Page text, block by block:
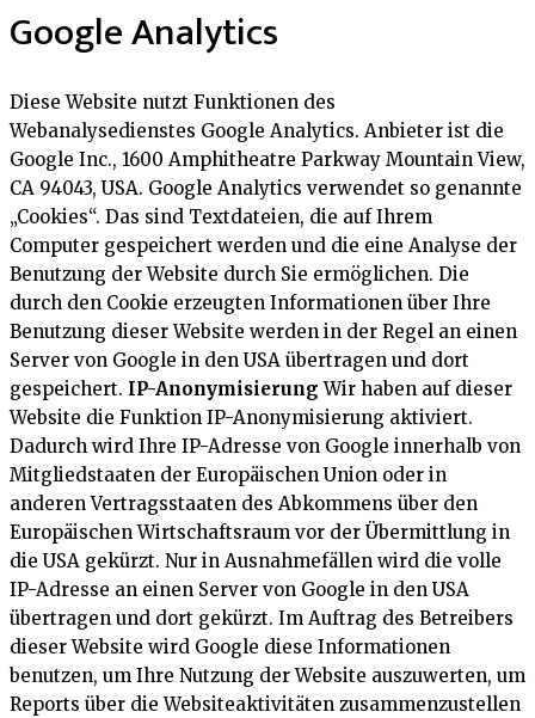
Google Analytics
Diese Website nutzt Funktionen des
Webanalysedienstes Google Analytics. Anbieter ist die
Google Inc., 1600 Amphitheatre Parkway Mountain View,
CA 94043, USA. Google Analytics verwendet so genannte
„Cookies“. Das sind Textdateien, die auf Ihrem
Computer gespeichert werden und die eine Analyse der
Benutzung der Website durch Sie ermöglichen. Die
durch den Cookie erzeugten Informationen über Ihre
Benutzung dieser Website werden in der Regel an einen
Server von Google in den USA übertragen und dort
gespeichert. IP-Anonymisierung Wir haben auf dieser
Website die Funktion IP-Anonymisierung aktiviert.
Dadurch wird Ihre IP-Adresse von Google innerhalb von
Mitgliedstaaten der Europäischen Union oder in
anderen Vertragsstaaten des Abkommens über den
Europäischen Wirtschaftsraum vor der Übermittlung in
die USA gekürzt. Nur in Ausnahmefällen wird die volle
IP-Adresse an einen Server von Google in den USA
übertragen und dort gekürzt. Im Auftrag des Betreibers
dieser Website wird Google diese Informationen
benutzen, um Ihre Nutzung der Website auszuwerten, um
Reports über die Websiteaktivitäten zusammenzustellen